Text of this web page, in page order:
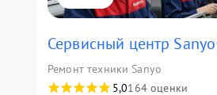
Сервисный центр Sanyo
Ремонт техники Sanyo
5,0164 оценки